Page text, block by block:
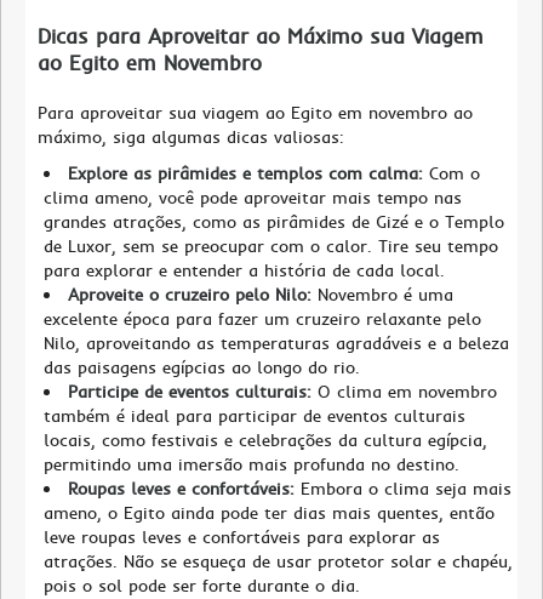
Dicas para Aproveitar ao Máximo sua Viagem
ao Egito em Novembro
Para aproveitar sua viagem ao Egito em novembro ao
máximo, siga algumas dicas valiosas:
Explore as pirâmides e templos com calma: Com o
clima ameno, você pode aproveitar mais tempo nas
grandes atrações, como as pirâmides de Gizé e o Templo
de Luxor, sem se preocupar com o calor. Tire seu tempo
para explorar e entender a história de cada local.
Aproveite o cruzeiro pelo Nilo: Novembro é uma
excelente época para fazer um cruzeiro relaxante pelo
Nilo, aproveitando as temperaturas agradáveis e a beleza
das paisagens egípcias ao longo do rio.
Participe de eventos culturais: O clima em novembro
também é ideal para participar de eventos culturais
locais, como festivais e celebrações da cultura egípcia,
permitindo uma imersão mais profunda no destino.
Roupas leves e confortáveis: Embora o clima seja mais
ameno, o Egito ainda pode ter dias mais quentes, então
leve roupas leves e confortáveis para explorar as
atrações. Não se esqueça de usar protetor solar e chapéu,
pois o sol pode ser forte durante o dia.